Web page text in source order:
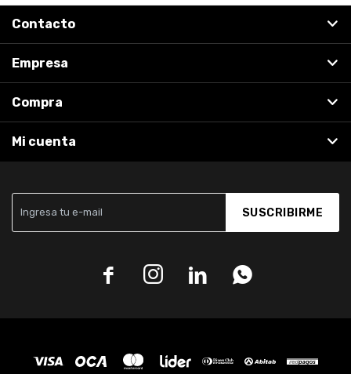
SUSCRIBIRME
   
Contacto
Empresa
Compra
Mi cuenta